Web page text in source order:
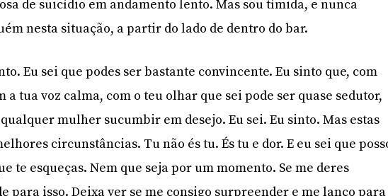
de suicídio em andamento lento. Mas sou tímida, e nunca
nesta situação, a partir do lado de dentro do bar.
Eu sei que podes ser bastante convincente. Eu sinto que, com
a tua voz calma, com o teu olhar que sei pode ser quase sedutor,
mulher sucumbir em desejo. Eu sei. Eu sinto. Mas estas
circunstâncias. Tu não és tu. És tu e dor. E eu sei que
te esqueças. Nem que seja por um momento. Se me deres
para isso. Deixa ver se me consigo surpreender e me lanço para